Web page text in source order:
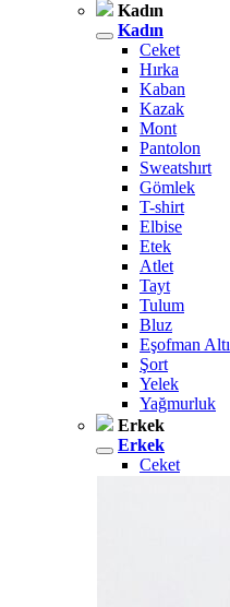
Kadın
Kadın
Ceket
Hırka
Kaban
Kazak
Mont
Pantolon
Sweatshırt
Gömlek
T-shirt
Elbise
Etek
Atlet
Tayt
Tulum
Bluz
Eşofman Altı
Şort
Yelek
Yağmurluk
Erkek
Erkek
Ceket